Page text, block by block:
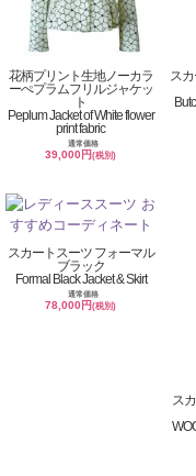
花柄プリント生地ノーカラ
ーぺプラムフリルジャケッ
ト
Peplum Jacket of White flower
print fabric
通常価格
39,000円(税別)
ス
スカートスーツ フォーマル
ブラック
Formal Black Jacket & Skirt
通常価格
78,000円(税別)
ス